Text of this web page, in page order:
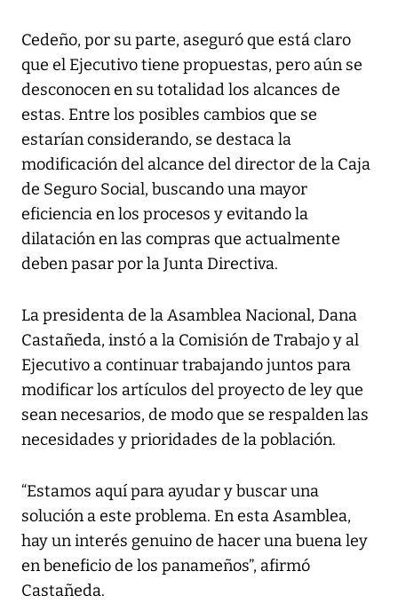
Cedeño, por su parte, aseguró que está claro
que el Ejecutivo tiene propuestas, pero aún se
desconocen en su totalidad los alcances de
estas. Entre los posibles cambios que se
estarían considerando, se destaca la
modificación del alcance del director de la Caja
de Seguro Social, buscando una mayor
eficiencia en los procesos y evitando la
dilatación en las compras que actualmente
deben pasar por la Junta Directiva.
La presidenta de la Asamblea Nacional, Dana
Castañeda, instó a la Comisión de Trabajo y al
Ejecutivo a continuar trabajando juntos para
modificar los artículos del proyecto de ley que
sean necesarios, de modo que se respalden las
necesidades y prioridades de la población.
“Estamos aquí para ayudar y buscar una
solución a este problema. En esta Asamblea,
hay un interés genuino de hacer una buena ley
en beneficio de los panameños”, afirmó
Castañeda.